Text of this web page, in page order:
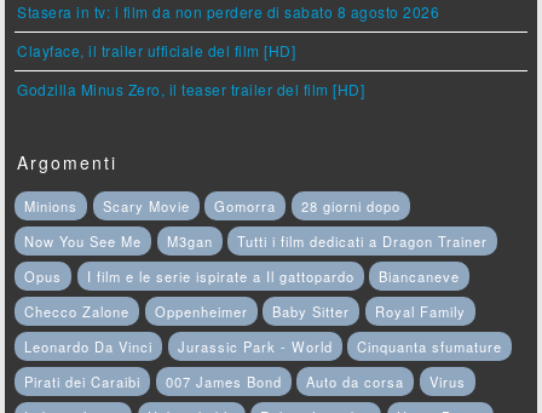
Stasera in tv: i film da non perdere di sabato 8 agosto 2026
Clayface, il trailer ufficiale del film [HD]
Godzilla Minus Zero, il teaser trailer del film [HD]
Argomenti
Minions Scary Movie Gomorra
28 giorni dopo
Now You See Me
M3gan
Tutti i film dedicati a Dragon Trainer
Opus
I film e le serie ispirate a Il gattopardo
Biancaneve
Checco Zalone
Oppenheimer Baby Sitter
Royal Family
Leonardo Da Vinci
Jurassic Park - World
Cinquanta sfumature
Pirati dei Caraibi
007 James Bond Auto da corsa
Virus